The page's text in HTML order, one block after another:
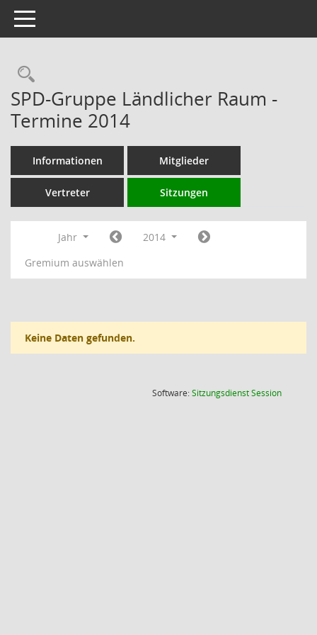
Toggle navigation
Rechercheauswahl
SPD-Gruppe Ländlicher Raum -
Termine 2014
Informationen Mitglieder
Vertreter Sitzungen
Jahr
2014
Gremium auswählen
Keine Daten gefunden.
Software:SitzungsdienstSession(Wird in